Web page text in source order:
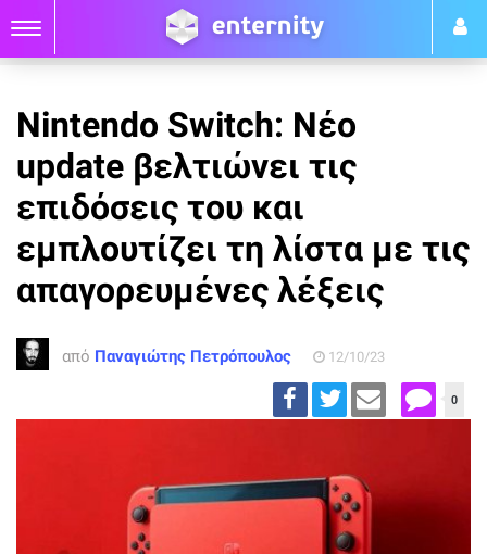
Nintendo Switch: Νέο
update βελτιώνει τις
επιδόσεις του και
εμπλουτίζει τη λίστα με τις
απαγορευμένες λέξεις
από Παναγιώτης Πετρόπουλος 12/10/23
0